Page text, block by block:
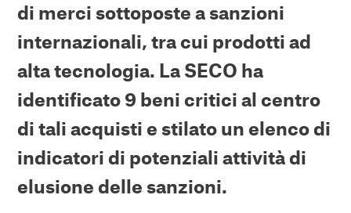
di merci sottoposte a sanzioni
internazionali, tra cui prodotti ad
alta tecnologia. La SECO ha
identificato 9 beni critici al centro
di tali acquisti e stilato un elenco di
indicatori di potenziali attività di
elusione delle sanzioni.